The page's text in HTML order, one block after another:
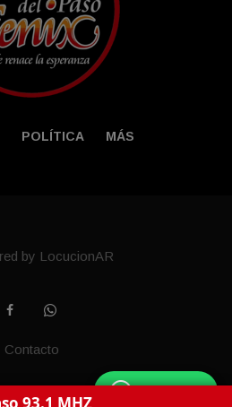
WhatsApp
POLÍTICA MÁS
by LocucionAR
Contacto